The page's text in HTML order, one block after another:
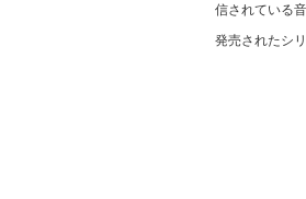
信されている
発売されたシ